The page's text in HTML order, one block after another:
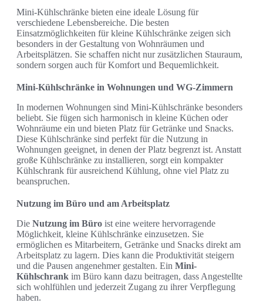
Mini-Kühlschränke bieten eine ideale Lösung für
verschiedene Lebensbereiche. Die besten
Einsatzmöglichkeiten für kleine Kühlschränke zeigen sich
besonders in der Gestaltung von Wohnräumen und
Arbeitsplätzen. Sie schaffen nicht nur zusätzlichen Stauraum,
sondern sorgen auch für Komfort und Bequemlichkeit.
Mini-Kühlschränke in Wohnungen und WG-Zimmern
In modernen Wohnungen sind Mini-Kühlschränke besonders
beliebt. Sie fügen sich harmonisch in kleine Küchen oder
Wohnräume ein und bieten Platz für Getränke und Snacks.
Diese Kühlschränke sind perfekt für die Nutzung in
Wohnungen geeignet, in denen der Platz begrenzt ist. Anstatt
große Kühlschränke zu installieren, sorgt ein kompakter
Kühlschrank für ausreichend Kühlung, ohne viel Platz zu
beanspruchen.
Nutzung im Büro und am Arbeitsplatz
Die Nutzung im Büro ist eine weitere hervorragende
Möglichkeit, kleine Kühlschränke einzusetzen. Sie
ermöglichen es Mitarbeitern, Getränke und Snacks direkt am
Arbeitsplatz zu lagern. Dies kann die Produktivität steigern
und die Pausen angenehmer gestalten. Ein Mini-
Kühlschrank im Büro kann dazu beitragen, dass Angestellte
sich wohlfühlen und jederzeit Zugang zu ihrer Verpflegung
haben.